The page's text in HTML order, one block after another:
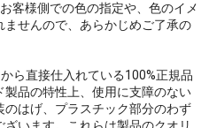
客様側での色の指定や、色のイメ
せんので、あらかじめご了承の
ら直接仕入れている100%正規品
品の特性上、使用に支障のない
はげ、プラスチック部分のわず